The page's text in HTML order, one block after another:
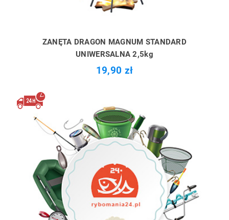
ZANĘTA DRAGON MAGNUM STANDARD
UNIWERSALNA 2,5kg
19,90 zł